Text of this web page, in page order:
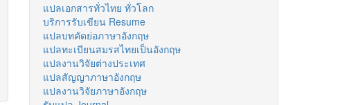
แปลเอกสารทั่วไทย ทั่วโลก
บริการรับเขียน Resume
แปลบทคัดย่อภาษาอังกฤษ
แปลทะเบียนสมรสไทยเป็นอังกฤษ
แปลงานวิจัยต่างประเทศ
แปลสัญญาภาษาอังกฤษ
แปลงานวิจัยภาษาอังกฤษ